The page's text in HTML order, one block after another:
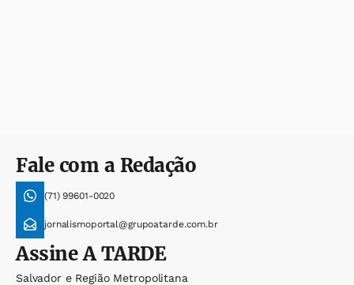
Fale com a Redação
(71) 99601-0020
jornalismoportal@grupoatarde.com.br
AssineA TARDE
Salvador e Região Metropolitana